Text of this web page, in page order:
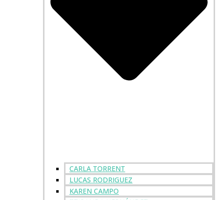
CARLA TORRENT
LUCAS RODRIGUEZ
KAREN CAMPO